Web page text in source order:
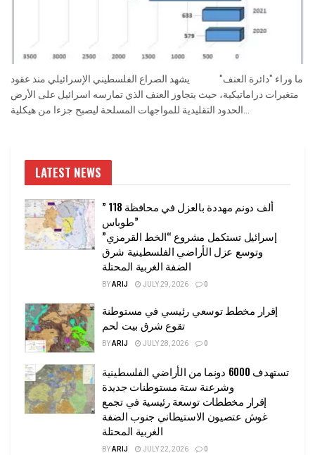
ما وراء "دائرة العنف" يشهد الصراع الفلسطيني الإسرائيلي منذ عقود
متغيرات دراماتيكية، حيث يتجاوز العنف الذي تمارسه اسرائيل على الأرض
الحدود التقليدية للمواجهات المسلحة ليصبح جزءا من هيكلية...
LATEST NEWS
” 118 ألف دونم مهددة بالعزل في محافظة
طوباس”
إسرائيل تستكمل مشروع “الخط القرمزي”
وتوسع عزل الأراضي الفلسطينية شرق
الضفة الغربية المحتلة
BYARIJ JULY 29, 2026 0
إقرار مخطط توسعي رئيسي في مستوطنة
تقوع شرق بيت لحم
BYARIJ JULY 28, 2026 0
تستهدف 6000 دونما من الأراضي الفلسطينية
وشرعنة ستة مستوطنات جديدة
إقرار مخططات توسعة رئيسية في تجمع
غوش عتصيون الاستيطاني جنوب الضفة
الغربية المحتلة
BYARIJ JULY 22, 2026 0